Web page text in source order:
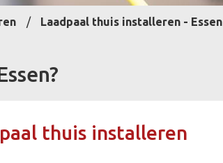
Laadpaal thuis installeren - Essen
thuis installeren